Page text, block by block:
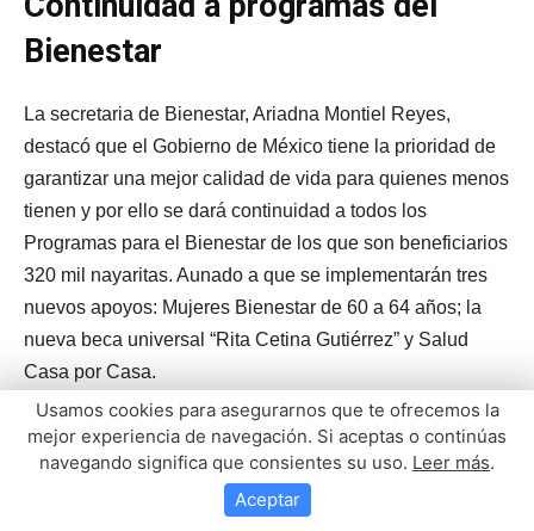
Usamos cookies para asegurarnos que te ofrecemos la
mejor experiencia de navegación. Si aceptas o continúas
navegando significa que consientes su uso. Leer más.
Aceptar